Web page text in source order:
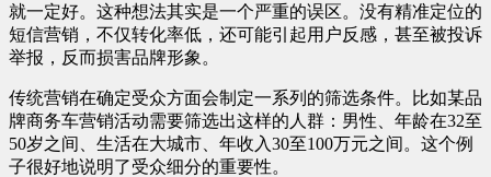
就一定好。这种想法其实是一个严重的误区。没有精准定位的
短信营销，不仅转化率低，还可能引起用户反感，甚至被投诉
举报，反而损害品牌形象。
传统营销在确定受众方面会制定一系列的筛选条件。比如某品
牌商务车营销活动需要筛选出这样的人群：男性、年龄在32至
50岁之间、生活在大城市、年收入30至100万元之间。这个例
子很好地说明了受众细分的重要性。